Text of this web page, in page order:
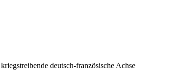
deutsch-französische Achse